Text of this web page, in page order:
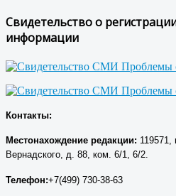
Свидетельство о
информации
Контакты:
Местонахождение редакции: 119571,
Вернадского, д. 88, ком. 6/1, 6/2.
Телефон:+7(499) 730-38-63